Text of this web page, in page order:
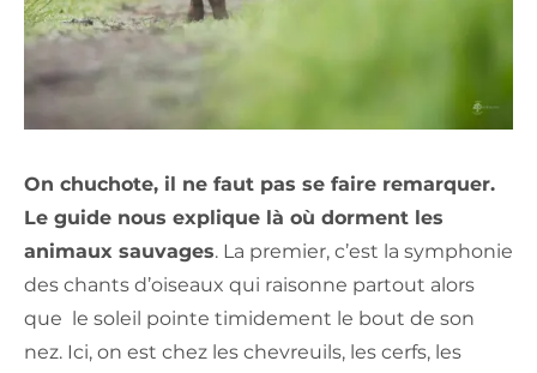
On chuchote, il ne faut pas se faire remarquer.
Le guide nous explique là où dorment les
animaux sauvages. La premier, c’est la symphonie
des chants d’oiseaux qui raisonne partout alors
que le soleil pointe timidement le bout de son
nez. Ici, on est chez les chevreuils, les cerfs, les